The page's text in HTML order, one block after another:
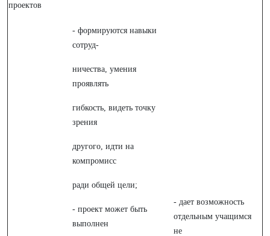
проектов
- формируются навыки
сотруд-
ничества, умения
проявлять
гибкость, видеть точку
зрения
другого, идти на
компромисс
ради общей цели;
- проект может быть
выполнен
- дает возможность
отдельным учащимся
не